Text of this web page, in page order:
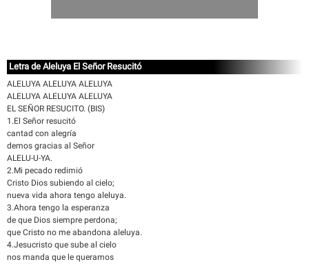
Letra de Aleluya El Señor Resucitó
ALELUYA ALELUYA ALELUYA
ALELUYA ALELUYA ALELUYA
EL SEÑOR RESUCITO. (BIS)
1.El Señor resucitó
cantad con alegría
demos gracias al Señor
ALELU-U-YA.
2.Mi pecado redimió
Cristo Dios subiendo al cielo;
nueva vida ahora tengo aleluya.
3.Ahora tengo la esperanza
de que Dios siempre perdona;
que Cristo no me abandona aleluya.
4.Jesucristo que sube al cielo
nos manda que le queramos